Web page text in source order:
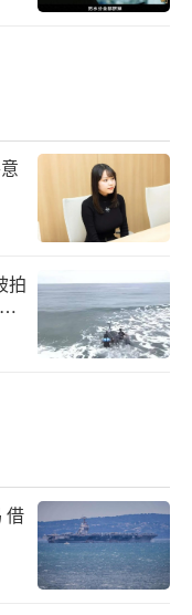
拍
借